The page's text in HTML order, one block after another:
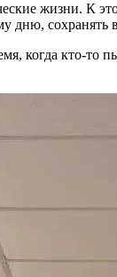
жизни. К
дню, сохранять
кто‑то